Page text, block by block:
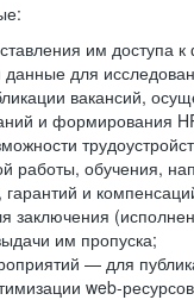
им доступа к
для
вакансий,
и формирования
работы, обучения,
и
заключения
им пропуска;
— для
web-